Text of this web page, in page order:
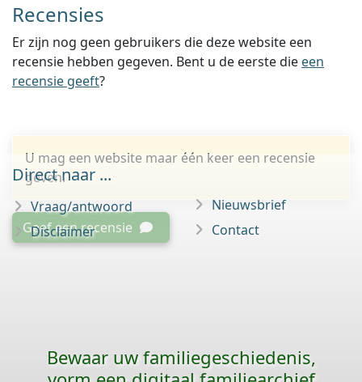
Recensies
Er zijn nog geen gebruikers die deze website een
recensie hebben gegeven. Bent u de eerste die een
recensie geeft?
U mag een website maar één keer een recensie
geven.
Geef een recensie
Direct naar ...
Vraag/antwoord
Disclaimer
Nieuwsbrief
Contact
Bewaar uw familie­geschiedenis,